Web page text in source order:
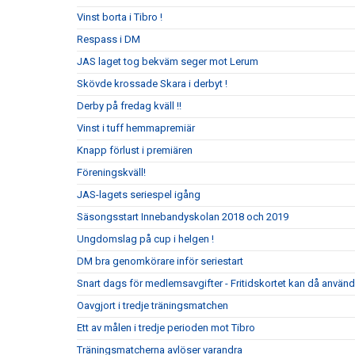
Vinst borta i Tibro !
Respass i DM
JAS laget tog bekväm seger mot Lerum
Skövde krossade Skara i derbyt !
Derby på fredag kväll !!
Vinst i tuff hemmapremiär
Knapp förlust i premiären
Föreningskväll!
JAS-lagets seriespel igång
Säsongsstart Innebandyskolan 2018 och 2019
Ungdomslag på cup i helgen !
DM bra genomkörare inför seriestart
Snart dags för medlemsavgifter - Fritidskortet kan då
Oavgjort i tredje träningsmatchen
Ett av målen i tredje perioden mot Tibro
Träningsmatcherna avlöser varandra